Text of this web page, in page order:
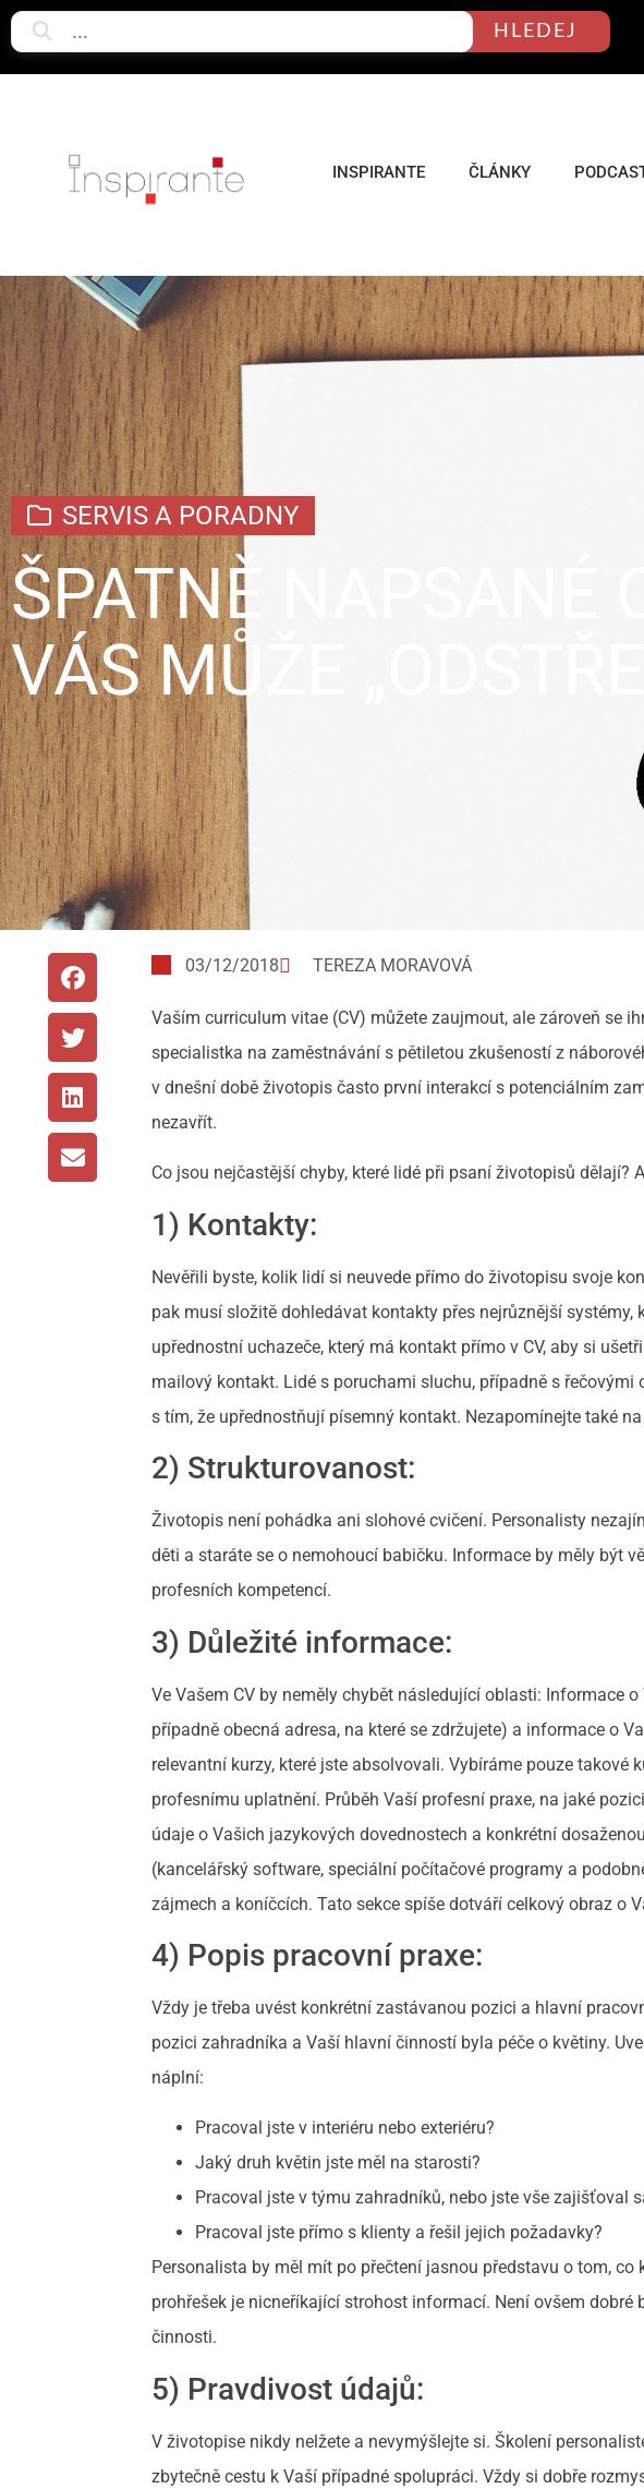
HLEDEJ
INSPIRANTE ČLÁNKY
SERVIS A PORADNY
ŠPATNĚ NAPSANÉ
VÁS MŮŽE
03/12/2018 TEREZA MORAVOVÁ
Vaším curriculum vitae (CV) můžete zaujmout, ale zároveň se
specialistka na zaměstnávání s pětiletou zkušeností z
v dnešní době životopis často první interakcí s potenciálním
nezavřít.
Co jsou nejčastější chyby, které lidé při psaní životopisů dělají?
1) Kontakty:
Nevěřili byste, kolik lidí si neuvede přímo do životopisu svoje
pak musí složitě dohledávat kontakty přes nejrůznější systémy,
upřednostní uchazeče, který má kontakt přímo v CV, aby si
mailový kontakt. Lidé s poruchami sluchu, případně s
s tím, že upřednostňují písemný kontakt. Nezapomínejte také
2) Strukturovanost:
Životopis není pohádka ani slohové cvičení. Personalisty
děti a staráte se o nemohoucí babičku. Informace by měly být
profesních kompetencí.
3) Důležité informace:
Ve Vašem CV by neměly chybět následující oblasti: Informace
případně obecná adresa, na které se zdržujete) a informace o
relevantní kurzy, které jste absolvovali. Vybíráme pouze takové
profesnímu uplatnění. Průběh Vaší profesní praxe, na jaké
údaje o Vašich jazykových dovednostech a konkrétní
(kancelářský software, speciální počítačové programy a
zájmech a koníčcích. Tato sekce spíše dotváří celkový obraz o
4) Popis pracovní praxe:
Vždy je třeba uvést konkrétní zastávanou pozici a hlavní
pozici zahradníka a Vaší hlavní činností byla péče o květiny.
náplní:
Pracoval jste v interiéru nebo exteriéru?
Jaký druh květin jste měl na starosti?
Pracoval jste v týmu zahradníků, nebo jste vše zajišťoval
Pracoval jste přímo s klienty a řešil jejich požadavky?
Personalista by měl mít po přečtení jasnou představu o tom,
prohřešek je nicneříkající strohost informací. Není ovšem
činnosti.
5) Pravdivost údajů:
V životopise nikdy nelžete a nevymýšlejte si. Školení
zbytečně cestu k Vaší případné spolupráci. Vždy si dobře